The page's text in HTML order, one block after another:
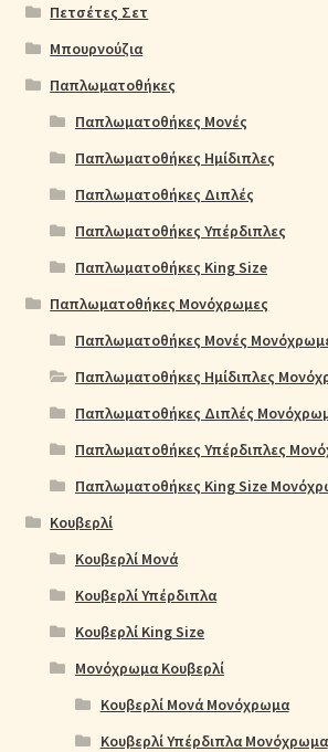
Πετσέτες Σετ
Μπουρνούζια
Παπλωματοθήκες
Παπλωματοθήκες Μονές
Παπλωματοθήκες Ημίδιπλες
Παπλωματοθήκες Διπλές
Παπλωματοθήκες Υπέρδιπλες
Παπλωματοθήκες King Size
Παπλωματοθήκες Μονόχρωμες
Παπλωματοθήκες Μονές
Παπλωματοθήκες Ημίδιπλες
Παπλωματοθήκες Διπλές
Παπλωματοθήκες Υπέρδιπλες
Παπλωματοθήκες King Size
Κουβερλί
Κουβερλί Μονά
Κουβερλί Υπέρδιπλα
Κουβερλί King Size
Μονόχρωμα Κουβερλί
Κουβερλί Μονά Μονόχρωμα
Κουβερλί Υπέρδιπλα Μονόχρωμα